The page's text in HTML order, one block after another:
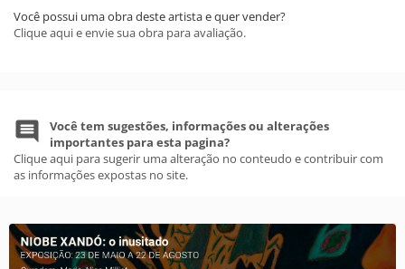
Você possui uma obra deste artista e quer vender?
Clique aqui e envie sua obra para avaliação.
Você tem sugestões, informações ou alterações
importantes para esta pagina?
Clique aqui para sugerir uma alteração no conteudo e contribuir com
as informações expostas no site.